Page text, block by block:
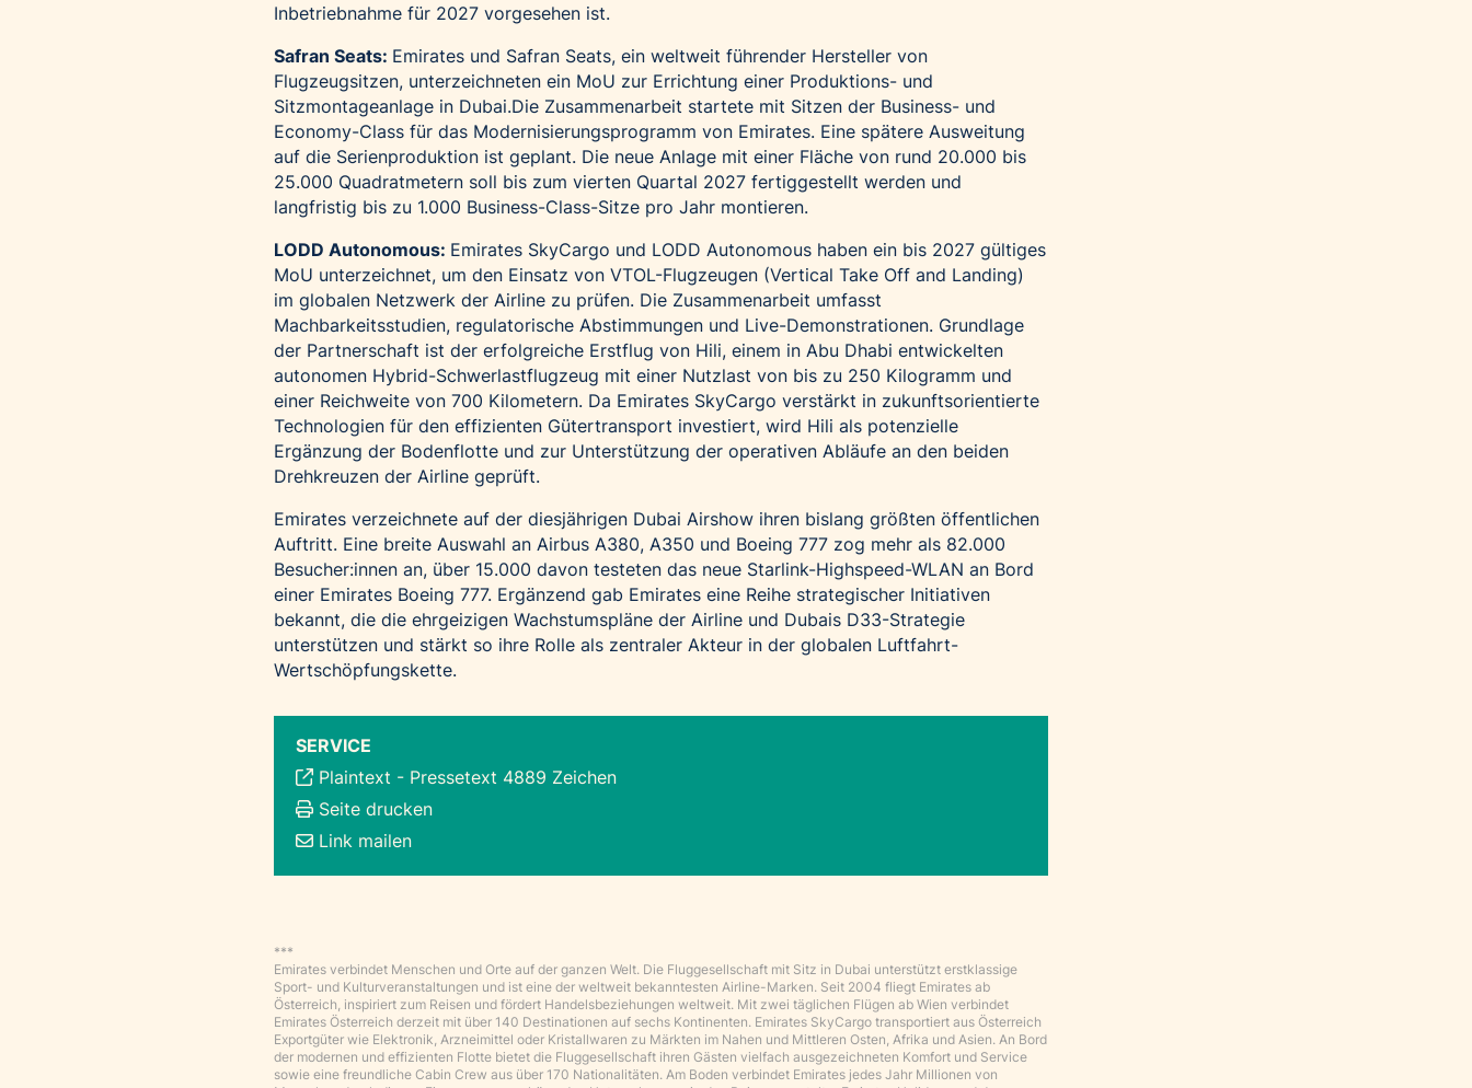
Inbetriebnahme für 2027 vorgesehen ist.
Safran Seats: Emirates und Safran Seats, ein weltweit führender Hersteller von
Flugzeugsitzen, unterzeichneten ein MoU zur Errichtung einer Produktions- und
Sitzmontageanlage in Dubai.Die Zusammenarbeit startete mit Sitzen der Business- und
Economy-Class für das Modernisierungsprogramm von Emirates. Eine spätere Ausweitung
auf die Serienproduktion ist geplant. Die neue Anlage mit einer Fläche von rund 20.000 bis
25.000 Quadratmetern soll bis zum vierten Quartal 2027 fertiggestellt werden und
langfristig bis zu 1.000 Business-Class-Sitze pro Jahr montieren.
LODD Autonomous: Emirates SkyCargo und LODD Autonomous haben ein bis 2027 gültiges
MoU unterzeichnet, um den Einsatz von VTOL-Flugzeugen (Vertical Take Off and Landing)
im globalen Netzwerk der Airline zu prüfen. Die Zusammenarbeit umfasst
Machbarkeitsstudien, regulatorische Abstimmungen und Live-Demonstrationen. Grundlage
der Partnerschaft ist der erfolgreiche Erstflug von Hili, einem in Abu Dhabi entwickelten
autonomen Hybrid-Schwerlastflugzeug mit einer Nutzlast von bis zu 250 Kilogramm und
einer Reichweite von 700 Kilometern. Da Emirates SkyCargo verstärkt in zukunftsorientierte
Technologien für den effizienten Gütertransport investiert, wird Hili als potenzielle
Ergänzung der Bodenflotte und zur Unterstützung der operativen Abläufe an den beiden
Drehkreuzen der Airline geprüft.
Emirates verzeichnete auf der diesjährigen Dubai Airshow ihren bislang größten öffentlichen
Auftritt. Eine breite Auswahl an Airbus A380, A350 und Boeing 777 zog mehr als 82.000
Besucher:innen an, über 15.000 davon testeten das neue Starlink-Highspeed-WLAN an Bord
einer Emirates Boeing 777. Ergänzend gab Emirates eine Reihe strategischer Initiativen
bekannt, die die ehrgeizigen Wachstumspläne der Airline und Dubais D33-Strategie
unterstützen und stärkt so ihre Rolle als zentraler Akteur in der globalen Luftfahrt-
Wertschöpfungskette.
SERVICE
Plaintext - Pressetext 4889 Zeichen
Seite drucken
Link mailen
***
Emirates verbindet Menschen und Orte auf der ganzen Welt. Die Fluggesellschaft mit Sitz in Dubai unterstützt erstklassige
Sport- und Kulturveranstaltungen und ist eine der weltweit bekanntesten Airline-Marken. Seit 2004 fliegt Emirates ab
Österreich, inspiriert zum Reisen und fördert Handelsbeziehungen weltweit. Mit zwei täglichen Flügen ab Wien verbindet
Emirates Österreich derzeit mit über 140 Destinationen auf sechs Kontinenten. Emirates SkyCargo transportiert aus Österreich
Exportgüter wie Elektronik, Arzneimittel oder Kristallwaren zu Märkten im Nahen und Mittleren Osten, Afrika und Asien. An Bord
der modernen und effizienten Flotte bietet die Fluggesellschaft ihren Gästen vielfach ausgezeichneten Komfort und Service
sowie eine freundliche Cabin Crew aus über 170 Nationalitäten. Am Boden verbindet Emirates jedes Jahr Millionen von